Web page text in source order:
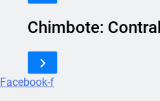
Chimbote:
Facebook-f